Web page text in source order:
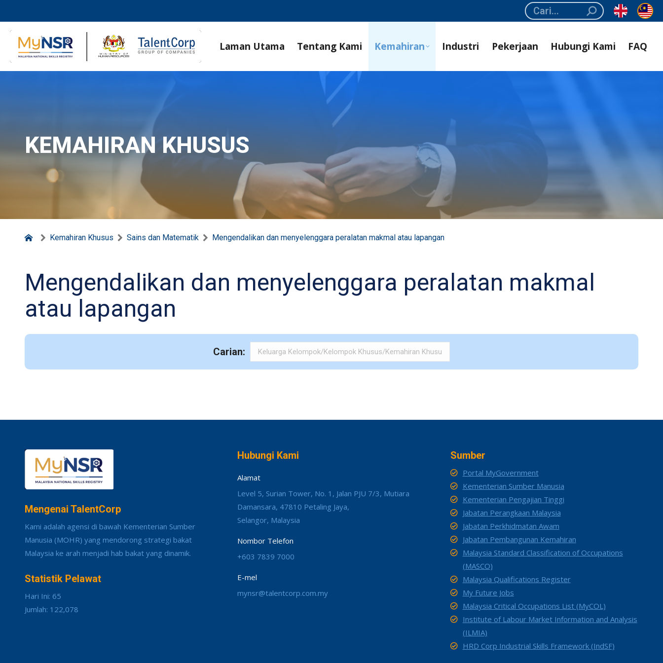
Search:
Laman Utama Tentang Kami Kemahiran Industri Pekerjaan Hubungi Kami FAQ
KEMAHIRAN KHUSUS
Kemahiran Khusus Sains dan Matematik Mengendalikan dan menyelenggara peralatan makmal atau lapangan
Mengendalikan dan menyelenggara peralatan makmal
atau lapangan
Carian:
Mengenai TalentCorp
Kami adalah agensi di bawah Kementerian Sumber
Manusia (MOHR) yang mendorong strategi bakat
Malaysia ke arah menjadi hab bakat yang dinamik.
Statistik Pelawat
Hari Ini: 65
Jumlah: 122,078
Hubungi Kami
Alamat
Level 5, Surian Tower, No. 1, Jalan PJU 7/3, Mutiara
Damansara, 47810 Petaling Jaya,
Selangor, Malaysia
Nombor Telefon
+603 7839 7000
E-mel
mynsr@talentcorp.com.my
Sumber
Portal MyGovernment
Kementerian Sumber Manusia
Kementerian Pengajian Tinggi
Jabatan Perangkaan Malaysia
Jabatan Perkhidmatan Awam
Jabatan Pembangunan Kemahiran
Malaysia Standard Classification of Occupations
(MASCO)
Malaysia Qualifications Register
My Future Jobs
Malaysia Critical Occupations List (MyCOL)
Institute of Labour Market Information and Analysis
(ILMIA)
HRD Corp Industrial Skills Framework (IndSF)